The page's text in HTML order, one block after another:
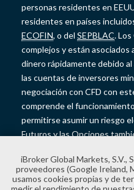
iBroker Global Markets, S.V.,
proveedores (Google Ireland,
usamos cookies propias y de
personas residentes en
residentes en países
ECOFIN, o del SEPBLAC.
complejos y están asociados
dinero rápidamente debido
las cuentas de inversores
negociación con CFD con
comprende el
permitirse asumir un riesgo
Futuros y las Opciones
debido al apalancamiento.
cuentan con la protección